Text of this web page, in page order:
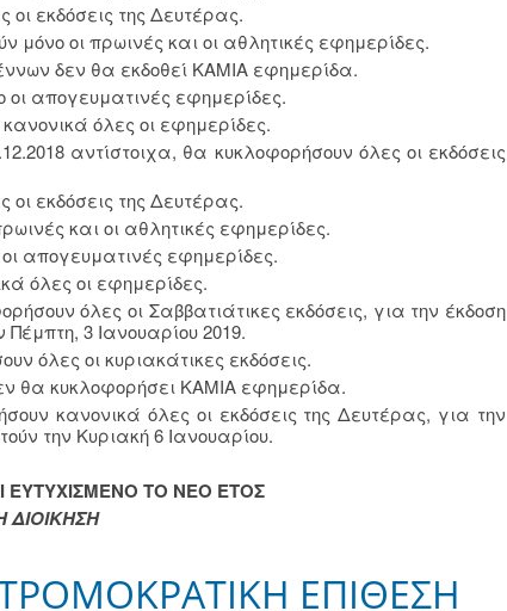
εκδόσεις της Δευτέρας.
μόνο οι πρωινές και οι αθλητικές εφημερίδες.
δεν θα εκδοθεί ΚΑΜΙΑ εφημερίδα.
οι απογευματινές εφημερίδες.
όλες οι εφημερίδες.
αντίστοιχα, θα κυκλοφορήσουν όλες οι εκδόσεις
εκδόσεις της Δευτέρας.
και οι αθλητικές εφημερίδες.
απογευματινές εφημερίδες.
όλες οι εφημερίδες.
όλες οι Σαββατιάτικες εκδόσεις, για την έκδοση
3 Ιανουαρίου 2019.
όλες οι κυριακάτικες εκδόσεις.
θα κυκλοφορήσει ΚΑΜΙΑ εφημερίδα.
κανονικά όλες οι εκδόσεις της Δευτέρας, για την
την Κυριακή 6 Ιανουαρίου.
ΕΥΤΥΧΙΣΜΕΝΟ ΤΟ ΝΕΟ ΕΤΟΣ
ΔΙΟΙΚΗΣΗ
ΕΠΙΘΕΣΗ